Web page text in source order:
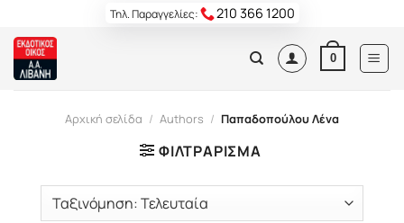
content
Τηλ. Παραγγελίες: 210 366 1200
0
Αρχική σελίδα / Authors / Παπαδοπούλου Λένα
ΦΙΛΤΡΆΡΙΣΜΑ